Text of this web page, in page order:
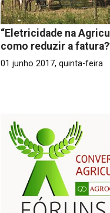
“Eletricidade na
como reduzir a
01 junho 2017, quinta-feira